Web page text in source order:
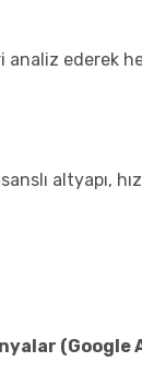
analiz ederek
altyapı,
(Google